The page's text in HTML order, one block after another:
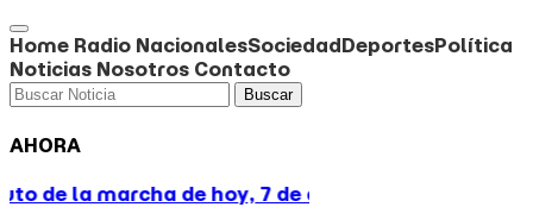
Home Radio NacionalesSociedadDeportesPolítica
Noticias Nosotros Contacto
Buscar
AHORA
hoy, 7 de agosto Toto no quiere turbulencias: